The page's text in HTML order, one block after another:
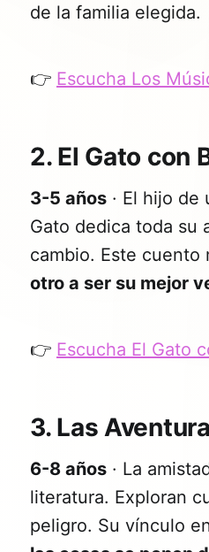
de la familia elegida.
👉 Escucha Los
2. El Gato con
3-5 años · El hijo
Gato dedica toda su
cambio. Este cuento
otro a ser su mejor
👉 Escucha El Gato
3. Las
6-8 años · La
literatura. Exploran
peligro. Su vínculo